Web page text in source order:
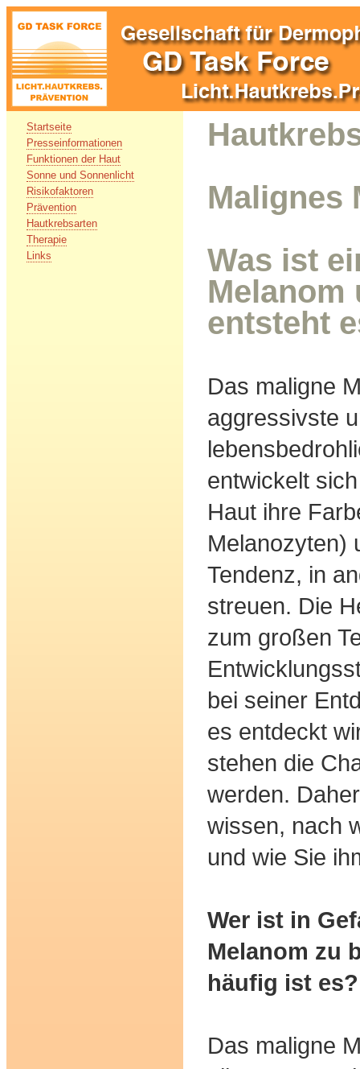
Startseite
Presseinformationen
Funktionen der Haut
Sonne und Sonnenlicht
Risikofaktoren
Prävention
Hautkrebsarten
Therapie
Links
Malignes
Was ist
Melanom
entsteht
Das maligne
aggressivste
entwickelt
Haut ihre
Melanozyten)
Tendenz, in
streuen. Die
zum großen
bei seiner
es entdeckt
stehen die
werden.
wissen, nach
und wie Sie
Wer ist in
Melanom zu
häufig ist es?
Das maligne